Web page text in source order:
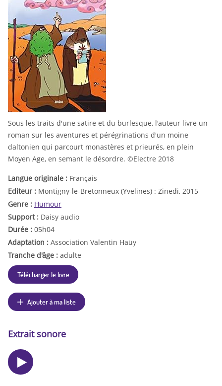
Sous les traits d'une satire et du burlesque, l'auteur livre un
roman sur les aventures et pérégrinations d'un moine
daltonien qui parcourt monastères et prieurés, en plein
Moyen Age, en semant le désordre. ©Electre 2018
Langue originale : Français
Editeur : Montigny-le-Bretonneux (Yvelines) : Zinedi, 2015
Genre : Humour
Support : Daisy audio
Durée : 05h04
Adaptation : Association Valentin Haüy
Tranche d'âge : adulte
Télécharger le livre
Ajouter à ma liste
Extrait sonore